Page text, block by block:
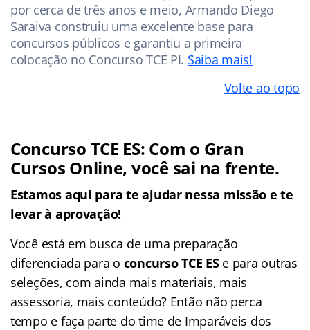
por cerca de três anos e meio, Armando Diego
Saraiva construiu uma excelente base para
concursos públicos e garantiu a primeira
colocação no Concurso TCE PI. Saiba mais!
Volte ao topo
Concurso TCE ES: Com o Gran
Cursos Online, você sai na frente.
Estamos aqui para te ajudar nessa missão e te
levar à aprovação!
Você está em busca de uma preparação
diferenciada para o concurso TCE ES e para outras
seleções, com ainda mais materiais, mais
assessoria, mais conteúdo? Então não perca
tempo e faça parte do time de Imparáveis dos